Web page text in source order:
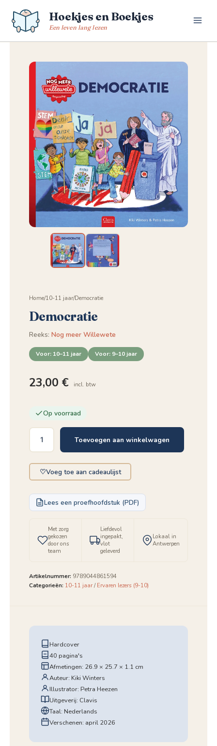
naar
Hoekjes en Boekjes
Een leven lang lezen
Home/10-11 jaar/Democratie
Democratie
Reeks: Nog meer Willewete
Voor: 10–11 jaar Voor: 9–10 jaar
23,00 € incl. btw
Op voorraad
Democratie
aantal
Toevoegen aan winkelwagen
♡Voeg toe aan cadeaulijst
Lees een proefhoofdstuk (PDF)
Met zorg
gekozen
door ons
team
Liefdevol
ingepakt,
vlot
geleverd
Lokaal in
Antwerpen
Artikelnummer: 9789044861594
Categorieën: 10-11 jaar/Ervaren lezers (9-10)
Hardcover
40 pagina's
Afmetingen: 26.9 × 25.7 × 1.1 cm
Auteur: Kiki Winters
Illustrator: Petra Heezen
Uitgeverij: Clavis
Taal: Nederlands
Verschenen: april 2026